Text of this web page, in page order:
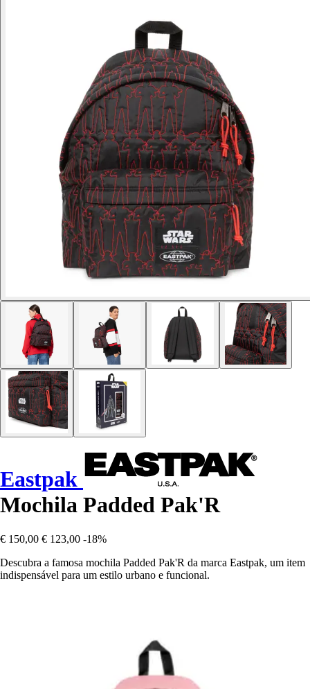
Eastpak
Mochila Padded Pak'R
€ 150,00 € 123,00 -18%
Descubra a famosa mochila Padded Pak'R da marca Eastpak, um item
indispensável para um estilo urbano e funcional.